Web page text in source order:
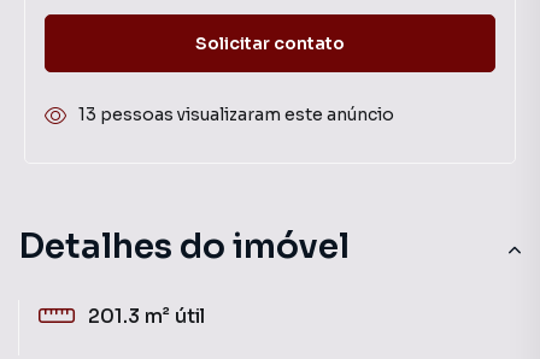
Detalhes do imóvel
201.3 m² útil
Solicitar contato
13 pessoas visualizaram este anúncio